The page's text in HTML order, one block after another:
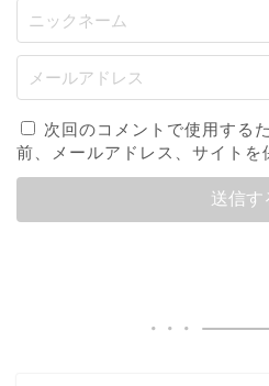
次回のコメントで使用する
前、メールアドレス、サイトを